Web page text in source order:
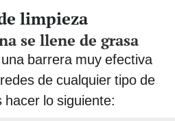
limpieza
se llene de grasa
barrera muy efectiva
de cualquier tipo de
lo siguiente: